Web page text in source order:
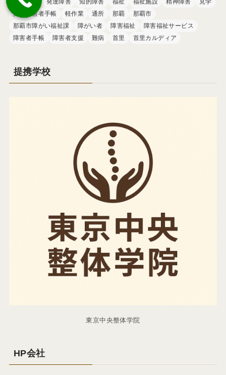
身体障害者手帳
軽作業 通所 那覇
那覇市
那覇市障がい福祉課
障がい者 障害福祉
障害福祉サービス
障害者手帳
障害者支援 難病 首里 首里カルディア
提携学校
東京中央整体学院
HP会社